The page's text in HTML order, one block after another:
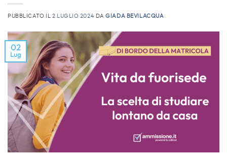
PUBBLICATO IL 2 LUGLIO 2024 DAGIADA BEVILACQUA
02
Lug